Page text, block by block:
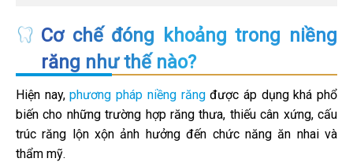
Cơ chế đóng khoảng trong niềng
răng như thế nào?
Hiện nay,phương pháp niềng răngđược áp dụng khá phổ
biến cho những trường hợp răng thưa, thiếu cân xứng, cấu
trúc răng lộn xộn ảnh hưởng đến chức năng ăn nhai và
thẩm mỹ.